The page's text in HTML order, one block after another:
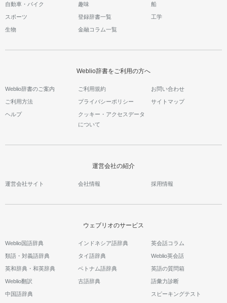
自動車・バイク 趣味 船
スポーツ 登録辞書一覧 工学
生物 金融コラム一覧
Weblio辞書をご利用の方へ
Weblio辞書のご案内 ご利用規約 お問い合わせ
ご利用方法 プライバシーポリシー サイトマップ
ヘルプ
クッキー・アクセスデータ
について
運営会社の紹介
運営会社サイト 会社情報 採用情報
ウェブリオのサービス
Weblio国語辞典
類語・対義語辞典
英和辞典・和英辞典
Weblio翻訳
中国語辞典
インドネシア語辞典
タイ語辞典
ベトナム語辞典
古語辞典
英会話コラム
Weblio英会話
英語の質問箱
語彙力診断
スピーキングテスト